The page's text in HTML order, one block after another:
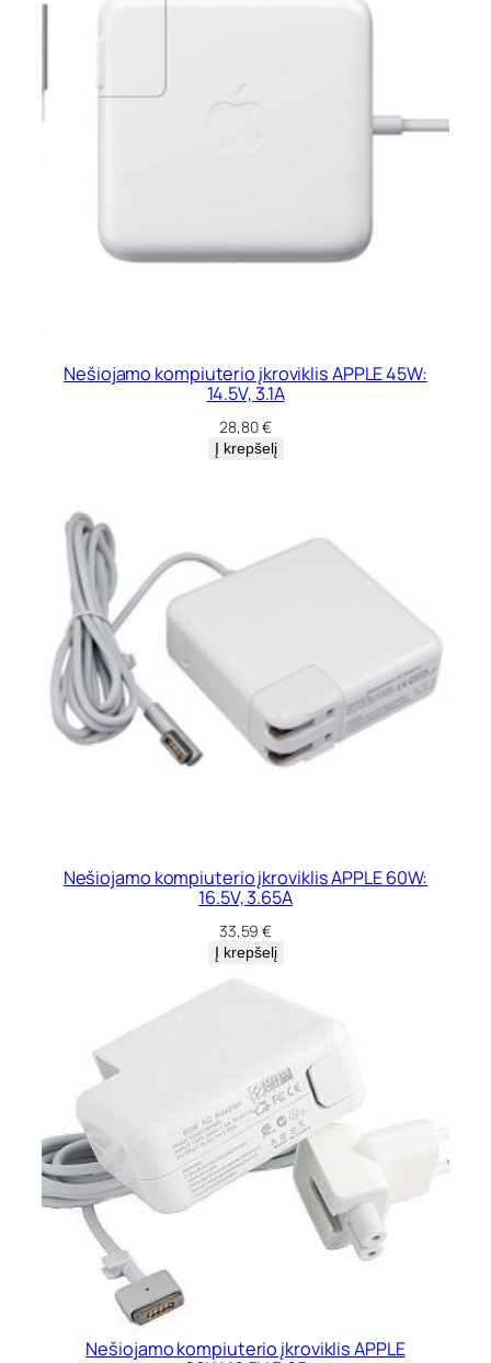
Nešiojamo kompiuterio įkroviklis APPLE 45W:
14.5V, 3.1A
28,80€
Į krepšelį
Nešiojamo kompiuterio įkroviklis APPLE 60W:
16.5V, 3.65A
33,59€
Į krepšelį
Nešiojamo kompiuterio įkroviklis APPLE